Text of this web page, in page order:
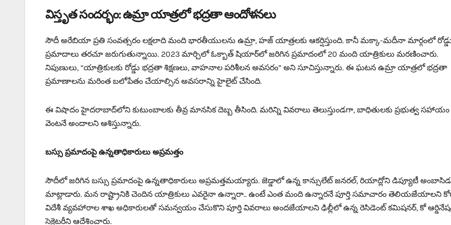
విస్తృత సందర్భం: ఉమ్రా యాత్రలో భద్రతా ఆందోళనలు
సౌదీ అరేబియా ప్రతి సంవత్సరం లక్షలాది మంది భారతీయులను ఉమ్రా, హజ్ యాత్రలకు ఆకర్షిస్తుంది. కానీ మక్కా-మదీనా మార్గంలో
ప్రమాదాలు తరచూ జరుగుతున్నాయి. 2023 మార్చిలో ఓక్బాత్ షియార్‌లో జరిగిన ప్రమాదంలో 20 మంది యాత్రికులు మరణించారు.
నిపుణులు, “యాత్రికులకు రోడ్డు భద్రతా శిక్షణలు, వాహనాల పరిశీలన అవసరం” అని సూచిస్తున్నారు. ఈ ఘటన ఉమ్రా యాత్రలో భద్రతా
ప్రమాణాలను మరింత బలోపేతం చేయాల్సిన అవసరాన్ని హైలైట్ చేసింది.
ఈ విషాదం హైదరాబాద్‌లోని కుటుంబాలకు తీవ్ర మానసిక దెబ్బ తీసింది. మరిన్ని వివరాలు తెలుస్తుండగా, బాధితులకు ప్రభుత్వ సహాయం
వెంటనే అందాలని ఆశిస్తున్నారు.
బస్సు ప్రమాదంపై ఉన్నతాధికారులు అప్రమత్తం
సౌదీలో జరిగిన బస్సు ప్రమాదంపై ఉన్నతాధికారులు అప్రమత్తమయ్యారు. జెడ్డాలో ఉన్న కాన్సులేట్ జనరల్, రియాద్లోని డిప్యూటీ
మాట్లాడారు. మన రాష్ట్రానికి చెందిన యాత్రికులు ఎవరైనా ఉన్నారా.. ఉంటే ఎంత మంది ఉన్నారనే పూర్తి సమాచారం తెలియజేయాలని
విదేశీ వ్యవహారాల శాఖ అధికారులతో సమన్వయం చేసుకొని పూర్తి వివరాలు అందజేయాలని ఢిల్లీలో ఉన్న రెసిడెంట్ కమిషనర్, కో
సెక్రెటరీని ఆదేశించారు.